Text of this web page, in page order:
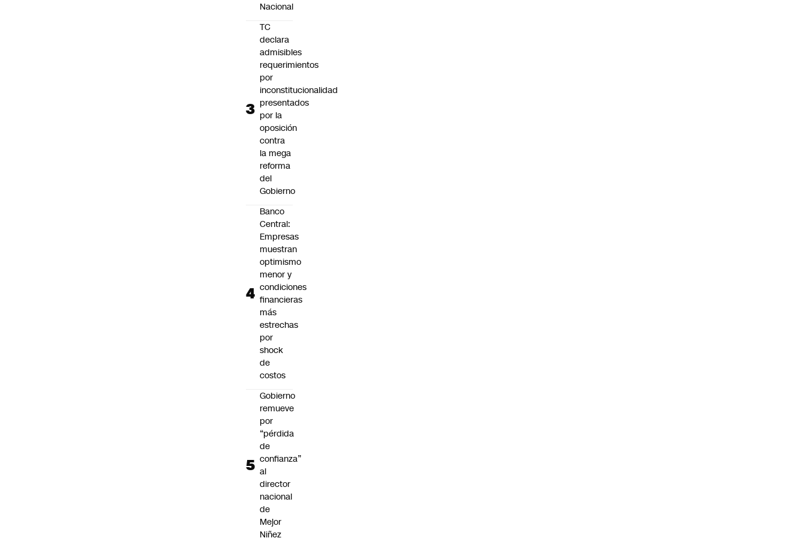
Nacional
TC
declara
admisibles
requerimientos
por
inconstitucionalidad
presentados
por la
oposición
contra
la mega
reforma
del
Gobierno
Banco
Central:
Empresas
muestran
optimismo
menor y
condiciones
financieras
más
estrechas
por
shock
de
costos
Gobierno
remueve
por
“pérdida
de
confianza”
al
director
nacional
de
Mejor
Niñez